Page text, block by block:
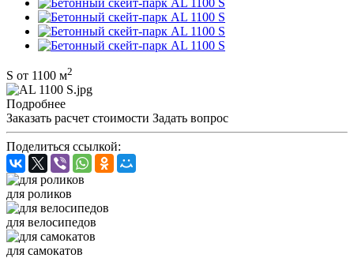
S от 1100 м2
Подробнее
Заказать расчет стоимости Задать вопрос
Поделиться ссылкой:
для роликов
для велосипедов
для самокатов